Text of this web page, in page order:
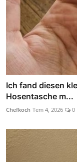
Ich fand diesen
Hosentasche m...
Chefkoch Tem 4, 2026 0